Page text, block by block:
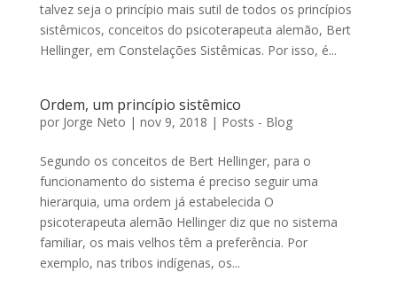
talvez seja o princípio mais sutil de todos os princípios
sistêmicos, conceitos do psicoterapeuta alemão, Bert
Hellinger, em Constelações Sistêmicas. Por isso, é...
Ordem, um princípio sistêmico
por Jorge Neto | nov 9, 2018 | Posts - Blog
Segundo os conceitos de Bert Hellinger, para o
funcionamento do sistema é preciso seguir uma
hierarquia, uma ordem já estabelecida O
psicoterapeuta alemão Hellinger diz que no sistema
familiar, os mais velhos têm a preferência. Por
exemplo, nas tribos indígenas, os...